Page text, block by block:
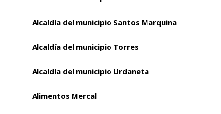
Alcaldía del municipio Santos Marquina
Alcaldía del municipio Torres
Alcaldía del municipio Urdaneta
Alimentos Mercal